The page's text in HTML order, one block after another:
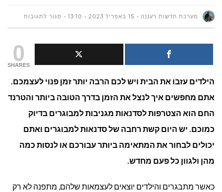
מערכת חדשות רעננה 15 באפריל 2023 13:10 סגור לתגובותעל
סדנאות
מגניבות
0
SHARES
הילדים עזבו את הבית ויש לכם הרבה יותר זמן פנוי לעצמכם.
אתם מחפשים איך לנצל את הזמן בדרך הטובה ביותר והטרנד
החם הוא הצטרפות לסדנאות מגניבות למבוגרים בדיוק
כמוכם. יש היום קשת רחבה של סדנאות למבוגרים ואתם
יכולים לבחור את המתאימה ביותר עבורכם או לנסות כמה
מהן ולגוון כל פעם מחדש.
כאשר מתבגרים והילדים יוצאים לעצמאות שלהם, מתפנה לא רק